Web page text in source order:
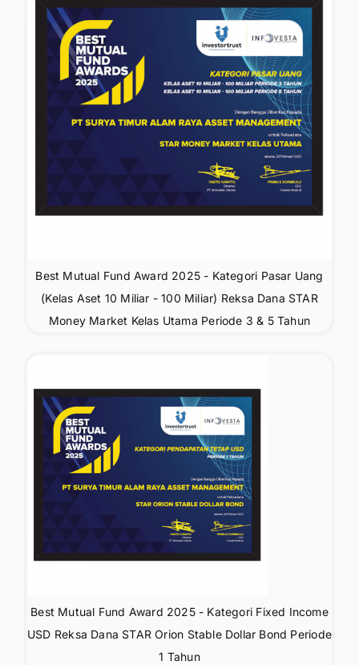
Best Mutual Fund Award 2025 - Kategori Pasar Uang
(Kelas Aset 10 Miliar - 100 Miliar) Reksa Dana STAR
Money Market Kelas Utama Periode 3 & 5 Tahun
Best Mutual Fund Award 2025 - Kategori Fixed Income
USD Reksa Dana STAR Orion Stable Dollar Bond Periode
1 Tahun